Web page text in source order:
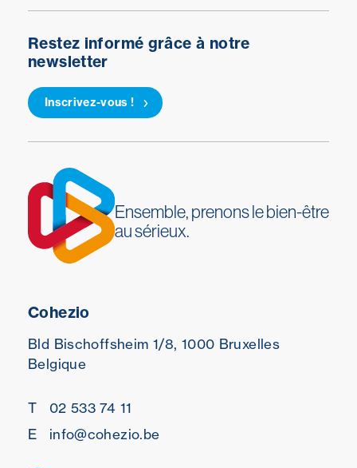
Restez informé grâce à notre
newsletter
Inscrivez-vous !
Ensemble, prenons le bien-être
au sérieux.
Cohezio
Bld Bischoffsheim 1/8, 1000 Bruxelles
Belgique
T
02 533 74 11
E
info@cohezio.be